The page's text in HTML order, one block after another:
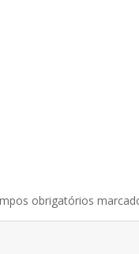
obrigatórios